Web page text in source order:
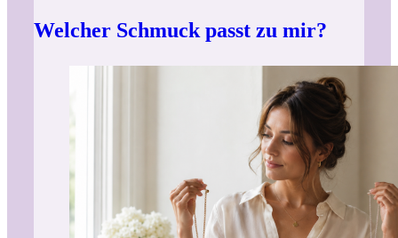
Welcher Schmuck passt zu mir?